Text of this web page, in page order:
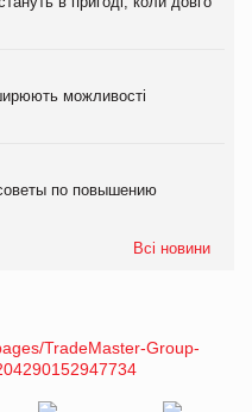
можливості
по повышению
Всі новини